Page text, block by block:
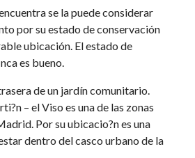
se la puede considerar
por su estado de conservación
ubicación. El estado de
es bueno.
de un jardín comunitario.
– el Viso es una de las zonas
Por su ubicacio?n es una
dentro del casco urbano de la